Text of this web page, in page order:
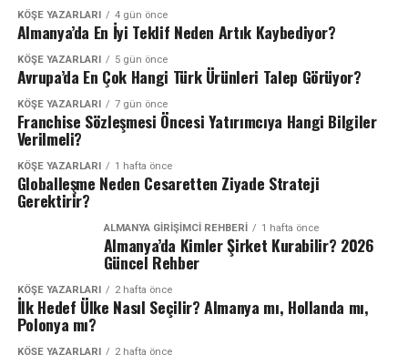
KÖŞE YAZARLARI 4 gün önce
Almanya’da En İyi Teklif Neden Artık Kaybediyor?
KÖŞE YAZARLARI 5 gün önce
Avrupa’da En Çok Hangi Türk Ürünleri Talep Görüyor?
KÖŞE YAZARLARI 7 gün önce
Franchise Sözleşmesi Öncesi Yatırımcıya Hangi Bilgiler
Verilmeli?
KÖŞE YAZARLARI 1 hafta önce
Globalleşme Neden Cesaretten Ziyade Strateji
Gerektirir?
ALMANYA GIRIŞIMCI REHBERI 1 hafta önce
Almanya’da Kimler Şirket Kurabilir? 2026
Güncel Rehber
KÖŞE YAZARLARI 2 hafta önce
İlk Hedef Ülke Nasıl Seçilir? Almanya mı, Hollanda mı,
Polonya mı?
KÖŞE YAZARLARI 2 hafta önce